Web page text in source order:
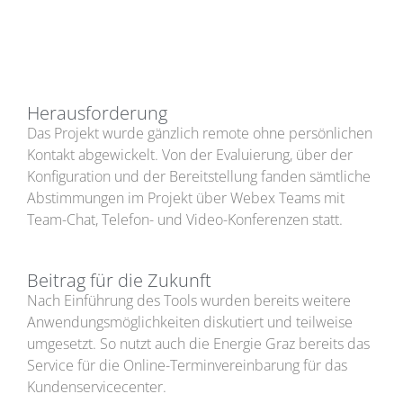
Herausforderung
Das Projekt wurde gänzlich remote ohne persönlichen
Kontakt abgewickelt. Von der Evaluierung, über der
Konfiguration und der Bereitstellung fanden sämtliche
Abstimmungen im Projekt über Webex Teams mit
Team-Chat, Telefon- und Video-Konferenzen statt.
Beitrag für die Zukunft
Nach Einführung des Tools wurden bereits weitere
Anwendungsmöglichkeiten diskutiert und teilweise
umgesetzt. So nutzt auch die Energie Graz bereits das
Service für die Online-Terminvereinbarung für das
Kundenservicecenter.